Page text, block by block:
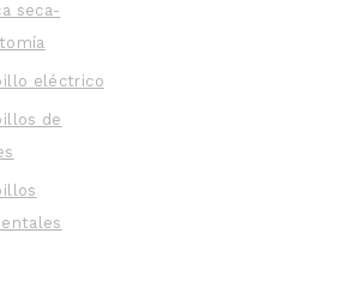
seca-
eléctrico
de